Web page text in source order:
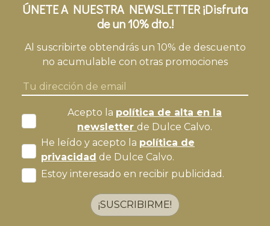
ÚNETE A NUESTRA NEWSLETTER ¡Disfruta
de un 10% dto.!
Al suscribirte obtendrás un 10% de descuento
no acumulable con otras promociones
Acepto la política de alta en la
newsletter de Dulce Calvo.
He leído y acepto la política de
privacidad de Dulce Calvo.
Estoy interesado en recibir publicidad.
¡SUSCRIBIRME!